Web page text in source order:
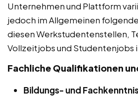
Unternehmen und Plattform
jedoch im Allgemeinen
diesen Werkstudentenstellen,
Vollzeitjobs und Studentenjobs
Fachliche Qualifikationen
Bildungs- und